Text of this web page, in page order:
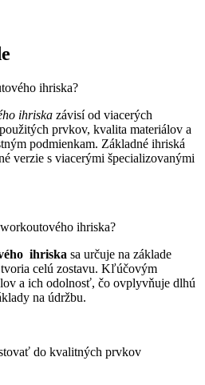
ihriska?
ihriska závisí od viacerých
prvkov, kvalita materiálov a
podmienkam. Základné ihriská
verzie s viacerými špecializovanými
ihriska?
ihriska sa určuje na základe
celú zostavu. Kľúčovým
a ich odolnosť, čo ovplyvňuje dlhú
na údržbu.
do kvalitných prvkov